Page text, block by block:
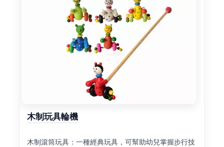
木制玩具輪機
木制滾筒玩具：一種經典玩具，可幫助幼兒掌握步行技